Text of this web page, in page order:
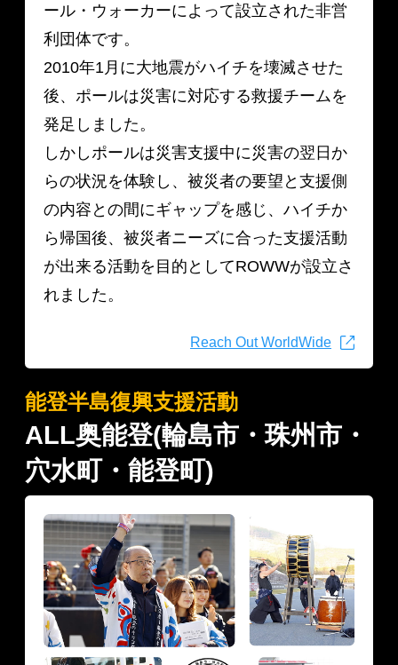
ール・ウォーカーによって設立された非営
利団体です。
2010年1月に大地震がハイチを壊滅させた
後、ポールは災害に対応する救援チームを
発足しました。
しかしポールは災害支援中に災害の翌日か
らの状況を体験し、被災者の要望と支援側
の内容との間にギャップを感じ、ハイチか
ら帰国後、被災者ニーズに合った支援活動
が出来る活動を目的としてROWWが設立さ
れました。
Reach Out WorldWide
能登半島復興支援活動
ALL奥能登(輪島市・珠州市・
穴水町・能登町)